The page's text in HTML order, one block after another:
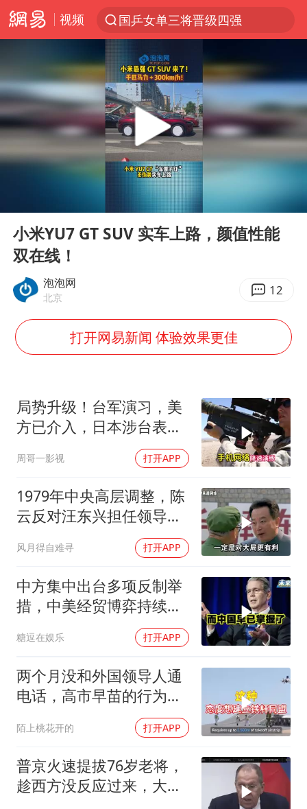
视频
国乒女单三将晋级四强
新疆优化调整景区内自驾服务费
上四休三，但降薪1000元，你接受吗？
WTT瑞典大满贯女单签表出炉
情侣平潭拍日出坠崖1死1伤
36岁男演员成景区NPC后人气爆棚
全民健身事业高质量发展
《欢迎来龙餐馆》口碑
茅台部分直营店飞天茅台提价
酒店回应车内过夜被收150元
黄金牛市回来了吗
杭州全市有序停课
乐享全民健身 共筑健康中国
Play
00:17
小米YU7 GT SUV 实车上路，颜值性能
双在线！
泡泡网
北京 12
打开网易新闻 体验效果更佳
局势升级！台军演习，美
方已介入，日本涉台表述
突变，大陆已收到通知
周哥一影视 打开APP
1979年中央高层调整，陈
云反对汪东兴担任领导职
风月得自难寻 打开APP
中方集中出台多项反制举
措，中美经贸博弈持续升
糖逗在娱乐 打开APP
两个月没和外国领导人通
电话，高市早苗的行为让
陌上桃花开的 打开APP
普京火速提拔76岁老将，
趁西方没反应过来，大鹅